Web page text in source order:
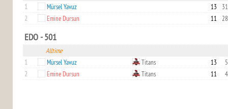
1
Mürsel Yavuz 13
2
Emine Dursun 11
EDO - 501
Alltime
1
Mürsel Yavuz Titans 13
2
Emine Dursun Titans 11